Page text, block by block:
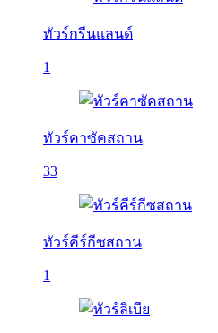
ทัวร์กรีนแลนด์
1
ทัวร์คาซัคสถาน
33
ทัวร์คีร์กีซสถาน
1